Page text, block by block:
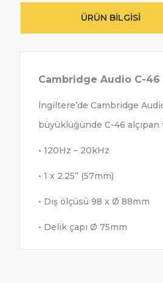
ÜRÜN BILGISI
Cambridge Audio C-46
İngiltere’de Cambridge
büyüklüğünde C-46
•
• 1 x 2.25’’
• Dış ölçüsü 98 x Ø 88mm
• Delik çapı Ø 75mm